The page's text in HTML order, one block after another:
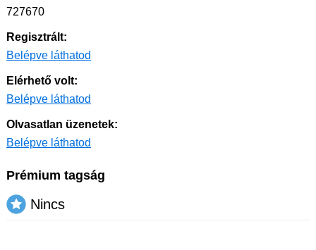
727670
Regisztrált:
Belépve láthatod
Elérhető volt:
Belépve láthatod
Olvasatlan üzenetek:
Belépve láthatod
Prémium tagság
Nincs